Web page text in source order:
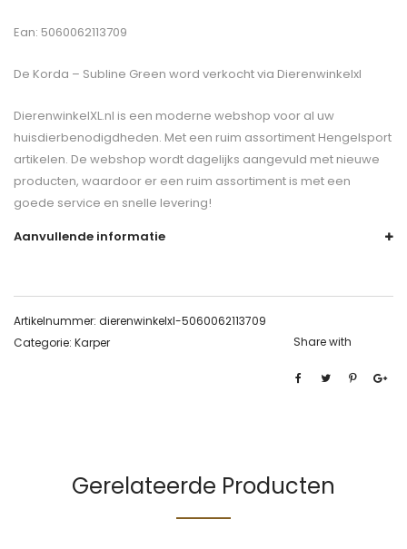
Ean: 5060062113709
De Korda – Subline Green word verkocht via Dierenwinkelxl
DierenwinkelXL.nl is een moderne webshop voor al uw
huisdierbenodigdheden. Met een ruim assortiment Hengelsport
artikelen. De webshop wordt dagelijks aangevuld met nieuwe
producten, waardoor er een ruim assortiment is met een
goede service en snelle levering!
Aanvullende informatie
Artikelnummer: dierenwinkelxl-5060062113709
Categorie: Karper Share with
Gerelateerde Producten